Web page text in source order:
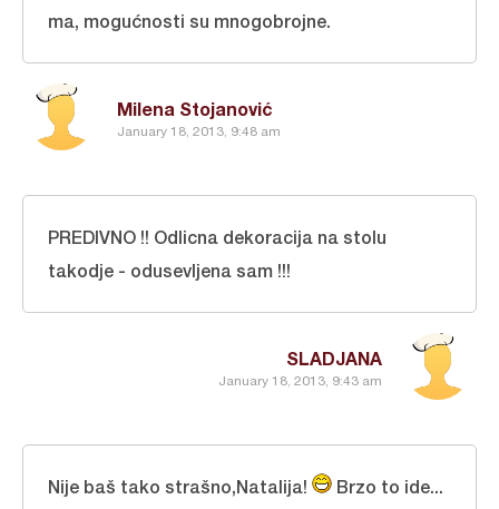
Milena Stojanović
January 18, 2013, 9:48 am
ma, mogućnosti su mnogobrojne.
SLADJANA
January 18, 2013, 9:43 am
PREDIVNO !! Odlicna dekoracija na stolu
takodje - odusevljena sam !!!
Nije baš tako strašno,Natalija! Brzo to ide...